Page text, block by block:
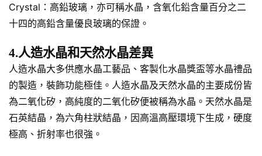
Crystal：高鉛玻璃，亦可稱水晶，含氧化鉛含量百分之二
十四的高鉛含量優良玻璃的保證。
4.人造水晶和天然水晶差異
人造水晶大多供應水晶工藝品、客製化水晶獎盃等水晶禮品
的製造，裝飾功能極佳。人造水晶及天然水晶的主要成份皆
為二氧化矽，高純度的二氧化矽便被稱為水晶。天然水晶是
石英結晶，為六角柱狀結晶，因高溫高壓環境下生成，硬度
極高、折射率也很強。